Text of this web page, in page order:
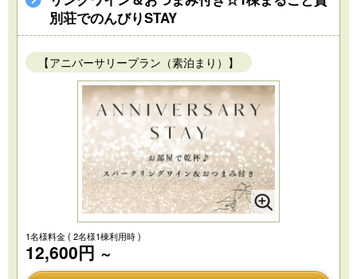
別荘でのんびりSTAY
【アニバーサリープラン（素泊まり）】
1名様料金( 2名様1棟利用時 )
12,600円 ～